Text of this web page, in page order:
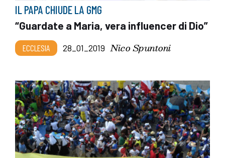
IL PAPA CHIUDE LA GMG
“Guardate a Maria, vera influencer di Dio”
ECCLESIA 28_01_2019 Nico Spuntoni